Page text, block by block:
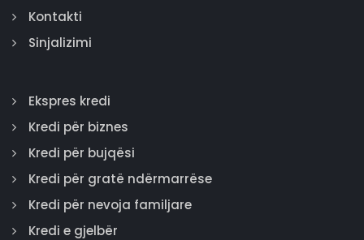
Kontakti
Sinjalizimi
Ekspres kredi
Kredi për biznes
Kredi për bujqësi
Kredi për gratë ndërmarrëse
Kredi për nevoja familjare
Kredi e gjelbër